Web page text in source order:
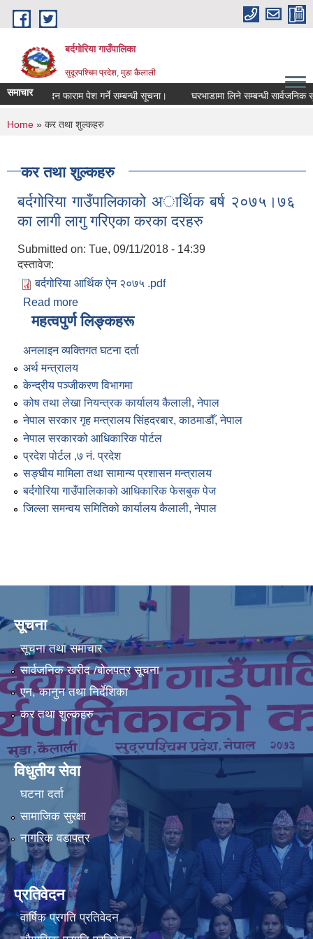
Skip to main content
बर्दगोरिया गाउँपालिका
सुदूरपश्चिम प्रदेश, मुडा कैलाली
समाचार
लागि आवेदन फाराम पेश गर्ने सम्बन्धी सूचना। घरभाडामा लिने सम्बन्धी सार्वजनिक
You are here
Home » कर तथा शुल्कहरु
कर तथा शुल्कहरु
बर्दगोरिया गाउँपालिकाको अार्थिक बर्ष २०७५।७६
का लागी लागु गरिएका करका दरहरु
Submitted on: Tue, 09/11/2018 - 14:39
दस्तावेज:
बर्दगोरिया आर्थिक ऐन २०७५ .pdf
Read more
का लागी लागु गरिएका करका दरहरु
महत्वपुर्ण लिङ्कहरू
अनलाइन व्यक्तिगत घटना दर्ता
अर्थ मन्त्रालय
केन्द्रीय पञ्जीकरण विभागमा
कोष तथा लेखा नियन्त्रक कार्यालय कैलाली, नेपाल
नेपाल सरकार गृह मन्त्रालय सिंहदरबार, काठमाडौँ, नेपाल
नेपाल सरकारको आधिकारिक पोर्टल
प्रदेश पोर्टल ,७ नं. प्रदेश
सङ्घीय मामिला तथा सामान्य प्रशासन मन्त्रालय
बर्दगाेरिया गाउँपालिकाकाे आधिकारिक फेसबुक पेज
जिल्ला समन्वय समितिको कार्यालय कैलाली, नेपाल
सूचना
सूचना तथा समाचार
सार्वजनिक खरीद /बोलपत्र सूचना
एन, कानुन तथा निर्देशिका
कर तथा शुल्कहरु
विधुतीय सेवा
घटना दर्ता
सामाजिक सुरक्षा
नागरिक वडापत्र
प्रतिवेदन
वार्षिक प्रगति प्रतिवेदन